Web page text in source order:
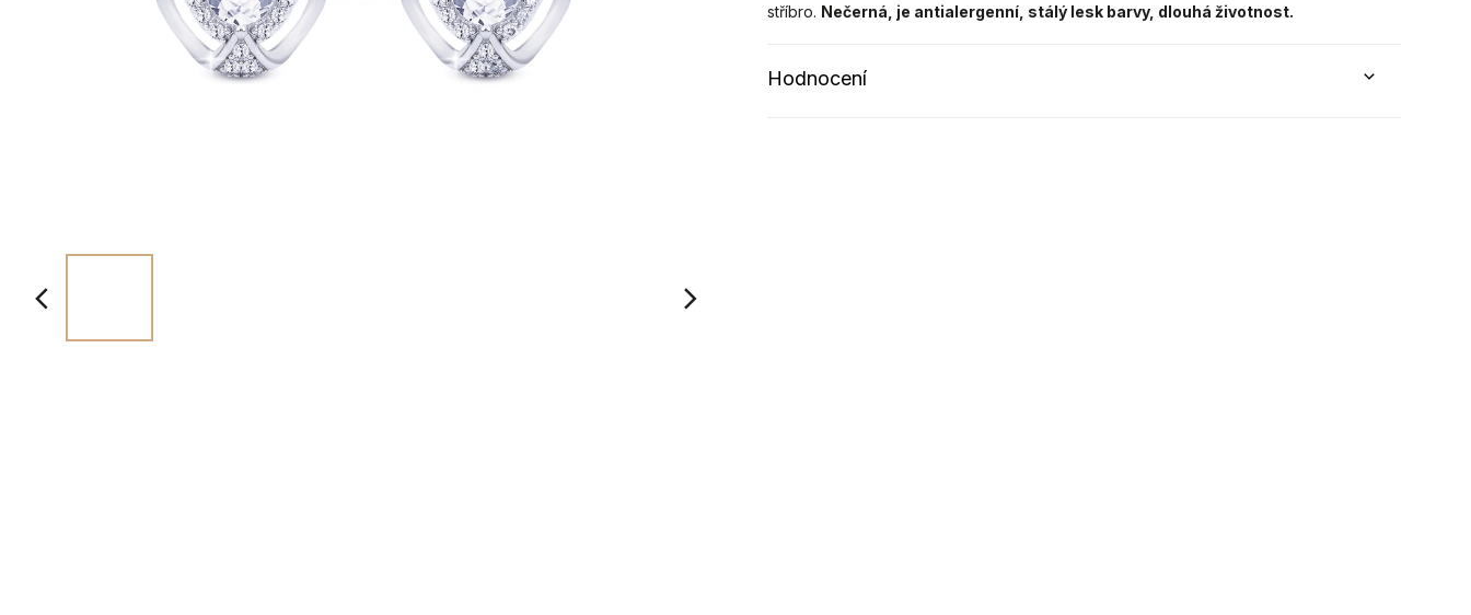
stříbro. Nečerná, je antialergenní, stálý lesk barvy, dlouhá životnost.
Hodnocení